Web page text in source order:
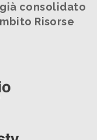
consolidato
Risorse